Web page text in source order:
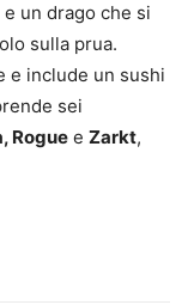
un drago che si
sulla prua.
e include un sushi
sei
Rogue e Zarkt,